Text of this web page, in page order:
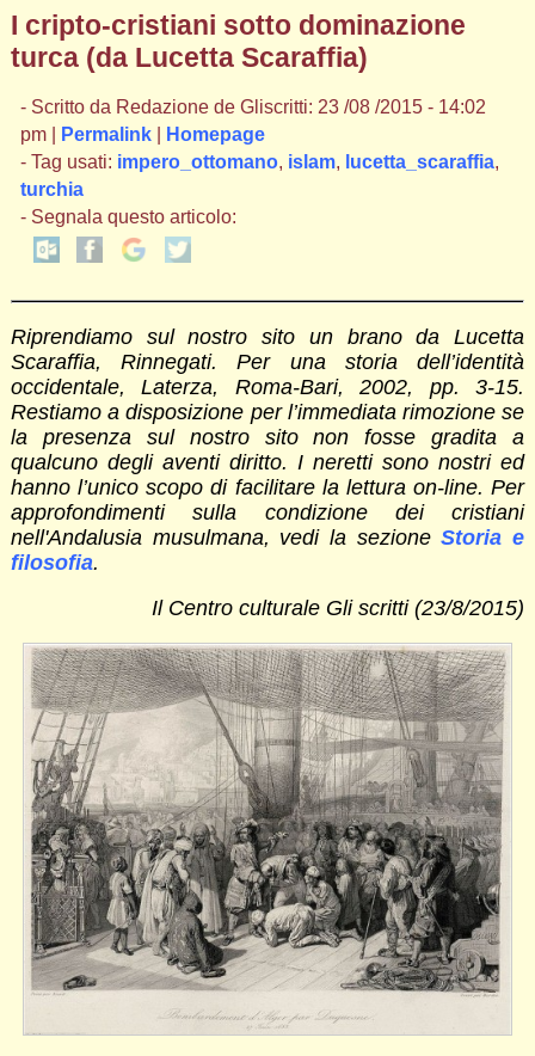
I cripto-cristiani sotto dominazione
turca (da Lucetta Scaraffia)
- Scritto da Redazione de Gliscritti: 23 /08 /2015 - 14:02
pm |
Permalink|
Homepage
- Tag usati: impero_ottomano, islam, lucetta_scaraffia,
turchia
- Segnala questo articolo:
Riprendiamo sul nostro sito un brano da Lucetta
Scaraffia, Rinnegati. Per una storia dell’identità
occidentale, Laterza, Roma-Bari, 2002, pp. 3-15.
Restiamo a disposizione per l’immediata rimozione se
la presenza sul nostro sito non fosse gradita a
qualcuno degli aventi diritto. I neretti sono nostri ed
hanno l’unico scopo di facilitare la lettura on-line. Per
approfondimenti sulla condizione dei cristiani
nell'Andalusia musulmana, vedi la sezioneStoria e
filosofia.
Il Centro culturale Gli scritti (23/8/2015)